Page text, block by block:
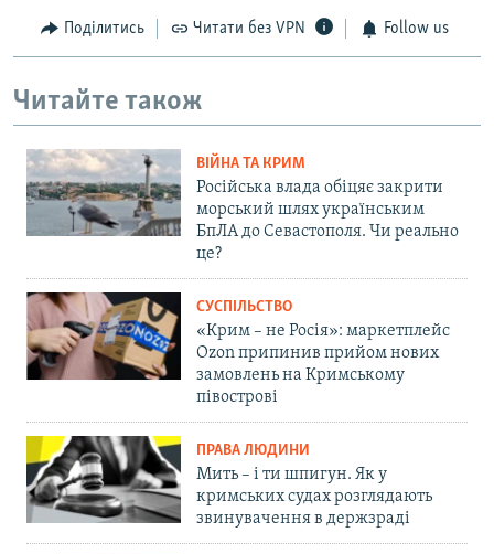
Поділитись Читати без VPN Follow us
Читайте також
ВІЙНА ТА КРИМ
Російська влада обіцяє закрити
морський шлях українським
БпЛА до Севастополя. Чи реально
це?
СУСПІЛЬСТВО
«Крим – не Росія»: маркетплейс
Ozon припинив прийом нових
замовлень на Кримському
півострові
ПРАВА ЛЮДИНИ
Мить – і ти шпигун. Як у
кримських судах розглядають
звинувачення в держзраді